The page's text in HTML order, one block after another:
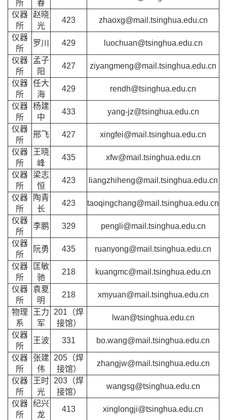
所 春
仪器
所
赵晓
光
423
zhaoxg@mail.tsinghua.edu.cn
仪器
所
罗川 429
luochuan@tsinghua.edu.cn
仪器
所
孟子
阳
427
ziyangmeng@mail.tsinghua.edu.cn
仪器
所
任大
海
429
rendh@tsinghua.edu.cn
仪器
所
杨建
中
433
yang-jz@tsinghua.edu.cn
仪器
所
邢飞 427
xingfei@mail.tsinghua.edu.cn
仪器
所
王晓
峰
435
xfw@mail.tsinghua.edu.cn
仪器
所
梁志
恒
423
liangzhiheng@mail.tsinghua.edu.cn
仪器
所
陶青
长
423
taoqingchang@mail.tsinghua.edu.cn
仪器
所
李鹏 329
pengli@mail.tsinghua.edu.cn
仪器
所
阮勇 435
ruanyong@mail.tsinghua.edu.cn
仪器
所
匡敏
驰
218
kuangmc@mail.tsinghua.edu.cn
仪器
所
袁夏
明
218
xmyuan@mail.tsinghua.edu.cn
物理
系
王力
军
201（焊
接馆）
lwan@tsinghua.edu.cn
仪器
所
王波 331
bo.wang@mail.tsinghua.edu.cn
仪器
所
张建
伟
205（焊
接馆）
zhangjw@mail.tsinghua.edu.cn
仪器
所
王时
光
203（焊
接馆）
wangsg@tsinghua.edu.cn
仪器
所
纪兴
龙
413
xinglongji@tsinghua.edu.cn